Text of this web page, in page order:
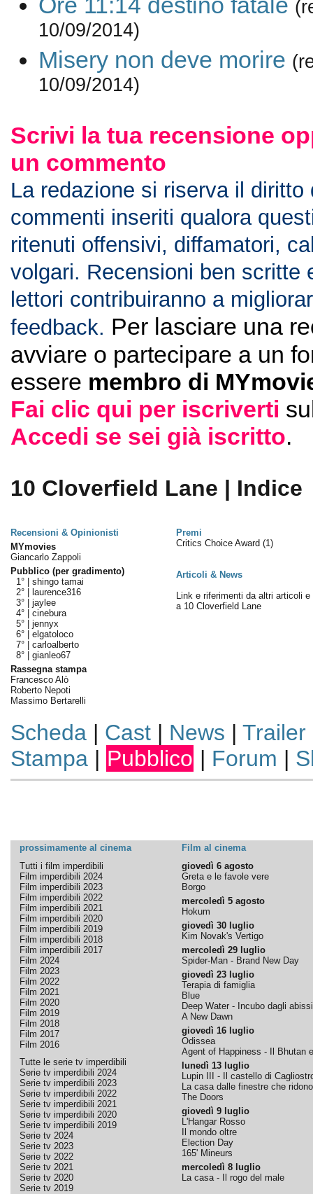
10/09/2014)
Misery non deve morire
10/09/2014)
Scrivi la tua recensione
un commento
La redazione si riserva il diritto
commenti inseriti qualora
ritenuti offensivi, diffamatori,
volgari. Recensioni ben scritte
lettori contribuiranno a
feedback. Per lasciare una
avviare o partecipare a un
essere membro di
Fai clic qui per iscriverti
Accedi se sei già iscritto.
10 Cloverfield Lane | Indice
Recensioni & Opinionisti
Premi
MYmovies
Giancarlo Zappoli
Pubblico (per gradimento)
1° | shingo tamai
2° |
laurence316
3° | jaylee
4° | cinebura
5° | jennyx
6° | elgatoloco
7° | carloalberto
8° | gianleo67
Rassegna stampa
Francesco Alò
Roberto Nepoti
Massimo Bertarelli
Critics Choice Award (1)
Articoli & News
Link e riferimenti da altri articoli e
a 10 Cloverfield Lane
Scheda| Cast| News | Trailer
Stampa| Pubblico | Forum |
prossimamente al cinema
Film al cinema
Tutti i film imperdibili
Film imperdibili 2024
Film imperdibili 2023
Film imperdibili 2022
Film imperdibili 2021
Film imperdibili 2020
Film imperdibili 2019
Film imperdibili 2018
Film imperdibili 2017
Film 2024
Film 2023
Film 2022
Film 2021
Film 2020
Film 2019
Film 2018
Film 2017
Film 2016
Tutte le serie tv imperdibili
Serie tv imperdibili 2024
Serie tv imperdibili 2023
Serie tv imperdibili 2022
Serie tv imperdibili 2021
Serie tv imperdibili 2020
Serie tv imperdibili 2019
Serie tv 2024
Serie tv 2023
Serie tv 2022
Serie tv 2021
Serie tv 2020
Serie tv 2019
giovedì 6 agosto
Greta e le favole vere
Borgo
mercoledì 5 agosto
Hokum
giovedì 30 luglio
Kim Novak's Vertigo
mercoledì 29 luglio
Spider-Man - Brand New Day
giovedì 23 luglio
Terapia di famiglia
Blue
Deep Water - Incubo dagli abissi
A New Dawn
giovedì 16 luglio
Odissea
Agent of Happiness - Il Bhutan
lunedì 13 luglio
Lupin III - Il castello di
La casa dalle finestre che ridono
The Doors
giovedì 9 luglio
L'Hangar Rosso
Il mondo oltre
Election Day
165' Mineurs
mercoledì 8 luglio
La casa - Il rogo del male